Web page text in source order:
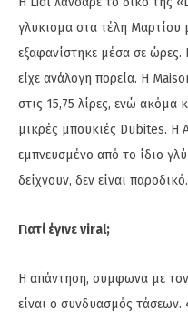
γλύκισμα στα τέλη Μαρτίου
εξαφανίστηκε μέσα σε ώρες.
είχε ανάλογη πορεία. Η
στις 15,75 λίρες, ενώ ακόμα
μικρές μπουκιές Dubites. Η
εμπνευσμένο από το ίδιο
δείχνουν, δεν είναι παροδικό.
Γιατί έγινε viral;
Η απάντηση, σύμφωνα με τον
είναι ο συνδυασμός τάσεων.